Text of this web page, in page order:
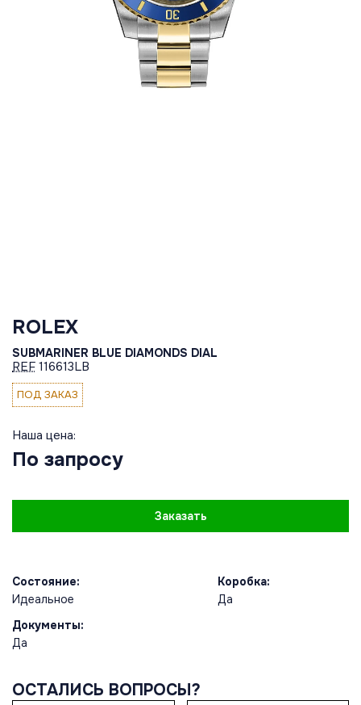
ROLEX
SUBMARINER BLUE DIAMONDS DIAL
REF 116613LB
ПОД ЗАКАЗ
Наша цена:
По запросу
Заказать
Состояние:
Идеальное
Коробка:
Да
Документы:
Да
ОСТАЛИСЬ ВОПРОСЫ?